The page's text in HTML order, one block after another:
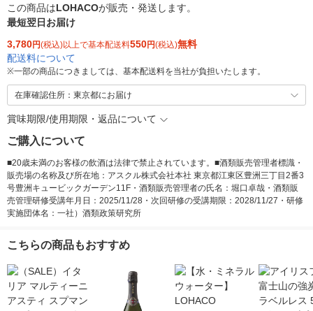
この商品はLOHACOが販売・発送します。
最短翌日お届け
3,780円(税込)以上で基本配送料550円(税込)無料
配送料について
※一部の商品につきましては、基本配送料を当社が負担いたします。
在庫確認住所：東京都にお届け
賞味期限/使用期限・返品について
ご購入について
■20歳未満のお客様の飲酒は法律で禁止されています。■酒類販売管理者標識・
販売場の名称及び所在地：アスクル株式会社本社 東京都江東区豊洲三丁目2番3
号豊洲キュービックガーデン11F・酒類販売管理者の氏名：堀口卓哉・酒類販
売管理研修受講年月日：2025/11/28・次回研修の受講期限：2028/11/27・研修
実施団体名：一社）酒類政策研究所
こちらの商品もおすすめ